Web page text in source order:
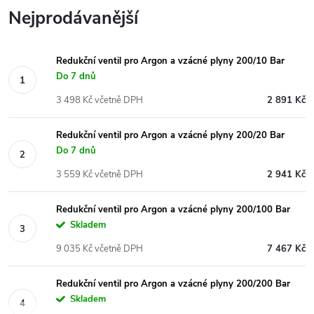
Nejprodávanější
Redukční ventil pro Argon a vzácné plyny 200/10 Bar
Do 7 dnů
2 891 Kč
3 498 Kč včetně DPH
Redukční ventil pro Argon a vzácné plyny 200/20 Bar
Do 7 dnů
2 941 Kč
3 559 Kč včetně DPH
Redukční ventil pro Argon a vzácné plyny 200/100 Bar
Skladem
7 467 Kč
9 035 Kč včetně DPH
Redukční ventil pro Argon a vzácné plyny 200/200 Bar
Skladem